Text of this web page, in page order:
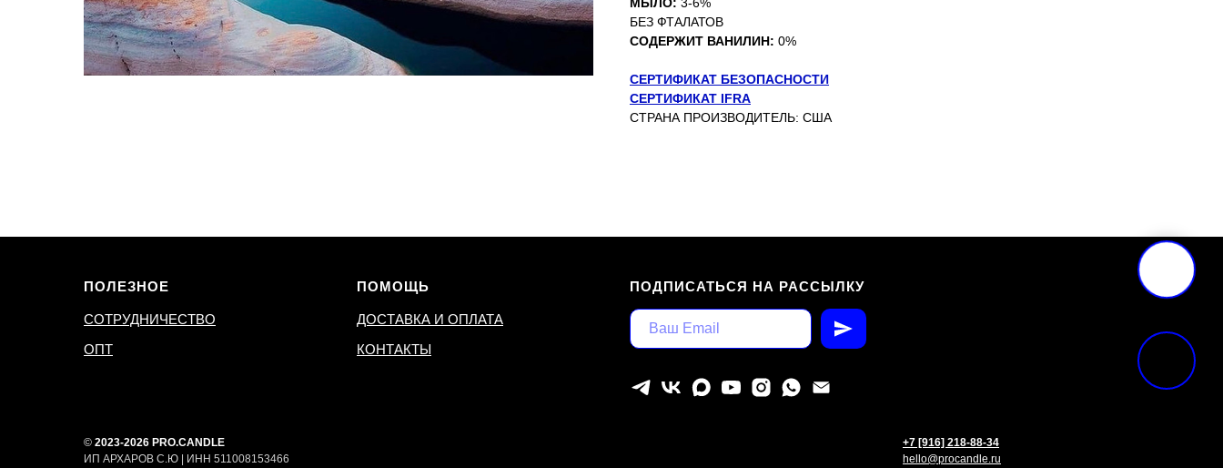
БЕЗ ФТАЛАТОВ
СОДЕРЖИТ ВАНИЛИН: 0%
СЕРТИФИКАТ БЕЗОПАСНОСТИ
СЕРТИФИКАТ IFRA
СТРАНА ПРОИЗВОДИТЕЛЬ: США
ПОЛЕЗНОЕ
СОТРУДНИЧЕСТВО
ОПТ
ПОМОЩЬ
ДОСТАВКА И ОПЛАТА
КОНТАКТЫ
ПОДПИСАТЬСЯ НА РАССЫЛКУ
© 2023-2026 PRO.CANDLE
ИП АРХАРОВ С.Ю | ИНН 511008153466
+7 [916] 218-88-34
hello@procandle.ru